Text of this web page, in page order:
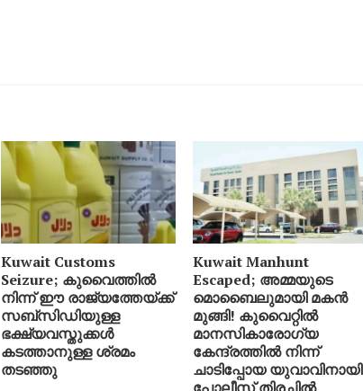
Kuwait Customs
Seizure; കുവൈത്തിൽ
നിന്ന് ഈ രാജ്യത്തേയ്ക്ക്
സബ്സിഡിയുള്ള
ഭക്ഷ്യവസ്തുക്കൾ
കടത്താനുള്ള ശ്രമം
തടഞ്ഞു
Kuwait Manhunt
Escaped; അമ്മയുടെ
മൊബൈലുമായി മകൻ
മുങ്ങി! കുവൈറ്റിൽ
മാനസികാരോഗ്യ
കേന്ദ്രത്തിൽ നിന്ന്
ചാടിപ്പോയ യുവാവിനായി